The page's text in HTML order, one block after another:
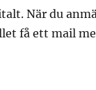
När du
få ett mail